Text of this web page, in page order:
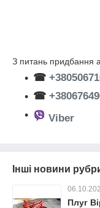
З питань придбання
☎
☎
Viber
Інші новини
Плуг